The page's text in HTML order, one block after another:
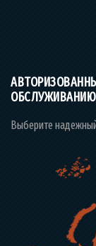
ОБСЛУЖИВАНИЮ
Выберите